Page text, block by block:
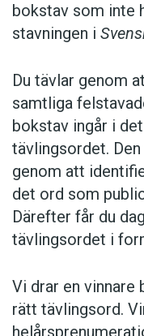
bokstav som inte
stavningen i
Du tävlar genom
samtliga
bokstav ingår i
tävlingsordet.
genom att
det ord som
Därefter får du
tävlingsordet i
Vi drar en vinnare
rätt tävlingsord.